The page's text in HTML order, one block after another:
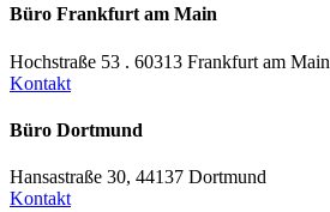
Büro Frankfurt am Main
Hochstraße 53 . 60313 Frankfurt am Main
Kontakt
Büro Dortmund
Hansastraße 30, 44137 Dortmund
Kontakt